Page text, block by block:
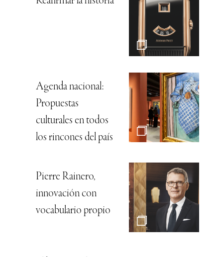
Agenda nacional:
Propuestas
culturales en todos
los rincones del país
Pierre Rainero,
innovación con
vocabulario propio